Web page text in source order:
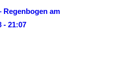
am
- 21:07